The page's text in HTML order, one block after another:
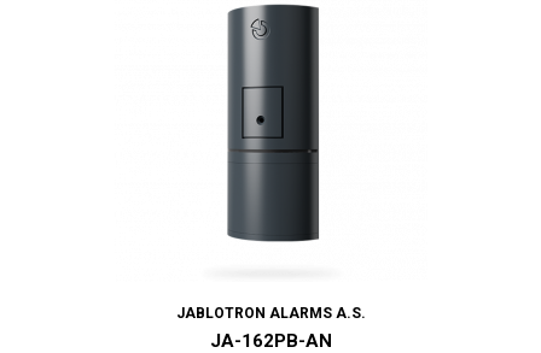
JABLOTRON ALARMS A.S.
JA-162PB-AN